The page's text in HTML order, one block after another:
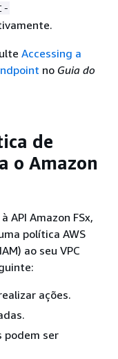
Accessing a
no Guia do
de
o Amazon
API Amazon FSx,
política AWS
ao seu VPC
ações.
podem ser